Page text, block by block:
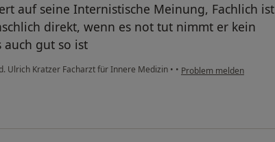
auf seine Internistische Meinung, Fachlich ist
direkt, wenn es not tut nimmt er kein
gut so ist
Ulrich Kratzer Facharzt für Innere Medizin • • Problem melden